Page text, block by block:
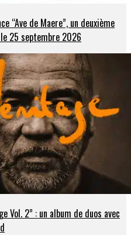
“Ave de Maere”, un deuxième
25 septembre 2026
Vol. 2” : un album de duos avec